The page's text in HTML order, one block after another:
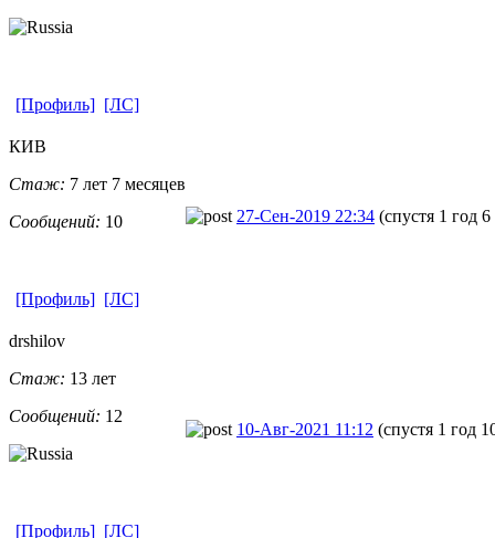
[Профиль] [ЛС]
КИВ
Стаж: 7 лет 7 месяцев
Сообщений: 10 27-Сен-2019 22:34 (спустя 1 год
[Профиль] [ЛС]
drshilov
Стаж: 13 лет
Сообщений: 12
10-Авг-2021 11:12 (спустя 1 год
[Профиль] [ЛС]